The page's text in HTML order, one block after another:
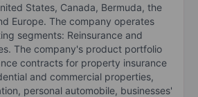
States, Canada, Bermuda, the
Europe. The company operates
segments: Reinsurance and
The company's product portfolio
contracts for property insurance
and commercial properties,
personal automobile, businesses'